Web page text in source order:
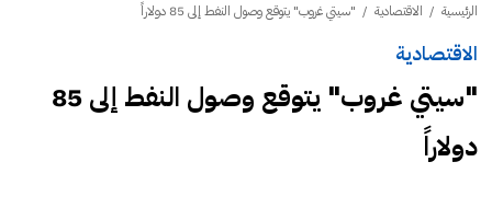
الرئيسية / الاقتصادية / "سيتي غروب" يتوقع وصول النفط إلى 85 دولاراً
الاقتصادية
"سيتي غروب" يتوقع وصول النفط إلى 85
دولاراً